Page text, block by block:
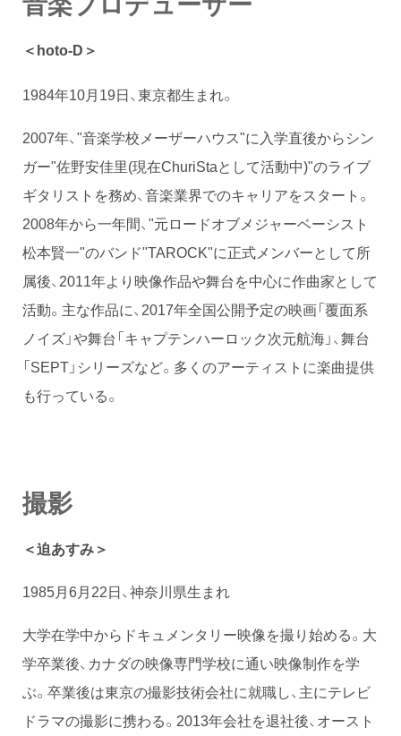
＜hoto-D＞
1984年10月19日、東京都生まれ。
2007年、"音楽学校メーザーハウス"に入学直後からシン
ガー"佐野安佳里(現在ChuriStaとして活動中)"のライブ
ギタリストを務め、音楽業界でのキャリアをスタート。
2008年から一年間、"元ロードオブメジャーベーシスト
松本賢一"のバンド"TAROCK"に正式メンバーとして所
属後、2011年より映像作品や舞台を中心に作曲家として
活動。主な作品に、2017年全国公開予定の映画「覆面系
ノイズ」や舞台「キャプテンハーロック次元航海」、舞台
「SEPT」シリーズなど。多くのアーティストに楽曲提供
も行っている。
撮影
＜迫あすみ＞
1985月6月22日、神奈川県生まれ
大学在学中からドキュメンタリー映像を撮り始める。大
学卒業後、カナダの映像専門学校に通い映像制作を学
ぶ。卒業後は東京の撮影技術会社に就職し、主にテレビ
ドラマの撮影に携わる。2013年会社を退社後、オースト